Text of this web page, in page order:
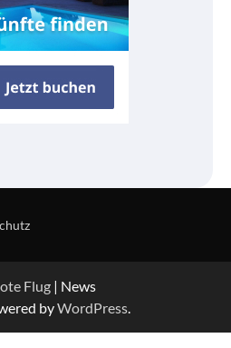
Flug | News
byWordPress.